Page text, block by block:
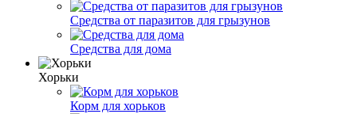
Средства от паразитов для грызунов
Средства для дома
Хорьки
Корм для хорьков